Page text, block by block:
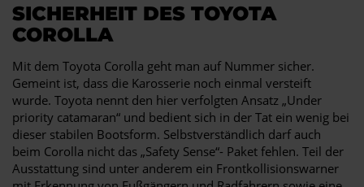
SICHERHEIT DES TOYOTA
COROLLA
Mit dem Toyota Corolla geht man auf Nummer sicher.
Gemeint ist, dass die Karosserie noch einmal versteift
wurde. Toyota nennt den hier verfolgten Ansatz „Under
priority catamaran“ und bedient sich in der Tat ein wenig bei
dieser stabilen Bootsform. Selbstverständlich darf auch
beim Corolla nicht das „Safety Sense“- Paket fehlen. Teil der
Ausstattung sind unter anderem ein Frontkollisionswarner